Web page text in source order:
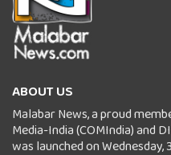
ABOUT US
Malabar News, a proud
Media-India (COMIndia) and
was launched on Wednesday,